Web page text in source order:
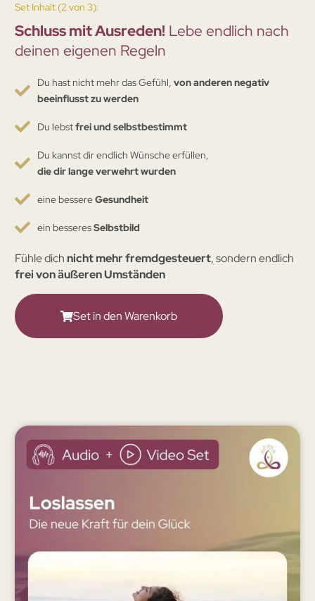
Set Inhalt (2 von 3):
Schluss mit Ausreden!Lebe endlich nach
deinen eigenen Regeln
Du hast nicht mehr das Gefühl, von anderen negativ
beeinflusst zu werden
Du lebstfrei und selbstbestimmt
Du kannst dir endlich Wünsche erfüllen,
die dir lange verwehrt wurden
eine bessereGesundheit
ein besseresSelbstbild
Fühle dichnicht mehr fremdgesteuert, sondern endlich
frei von äußeren Umständen
Set in den Warenkorb